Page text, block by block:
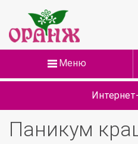
Меню
Паникум